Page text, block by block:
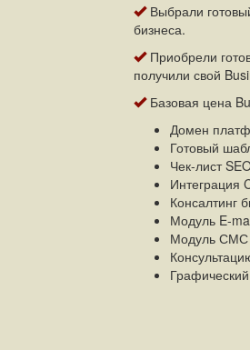
Выбрали
бизнеса.
Приобрели
получили свой
Базовая цена
Домен
Готовый
Чек-лист
Интеграция
Консалтинг
Модуль E-
Модуль СМС